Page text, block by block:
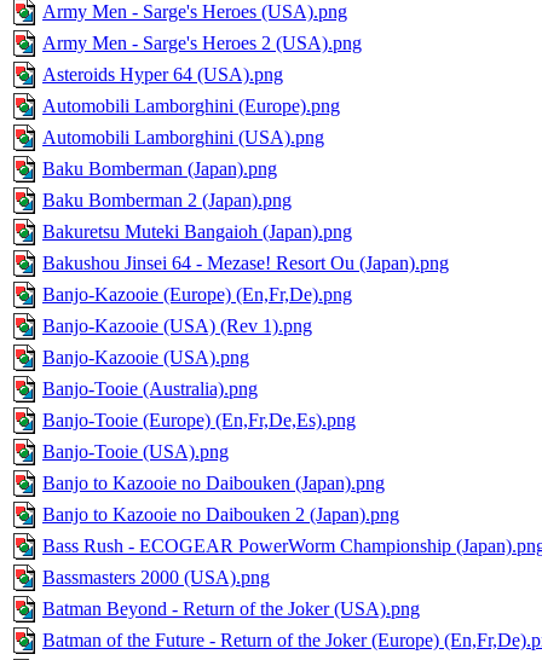
Army Men - Sarge's Heroes (USA).png
Army Men - Sarge's Heroes 2 (USA).png
Asteroids Hyper 64 (USA).png
Automobili Lamborghini (Europe).png
Automobili Lamborghini (USA).png
Baku Bomberman (Japan).png
Baku Bomberman 2 (Japan).png
Bakuretsu Muteki Bangaioh (Japan).png
Bakushou Jinsei 64 - Mezase! Resort Ou (Japan).png
Banjo-Kazooie (Europe) (En,Fr,De).png
Banjo-Kazooie (USA) (Rev 1).png
Banjo-Kazooie (USA).png
Banjo-Tooie (Australia).png
Banjo-Tooie (Europe) (En,Fr,De,Es).png
Banjo-Tooie (USA).png
Banjo to Kazooie no Daibouken (Japan).png
Banjo to Kazooie no Daibouken 2 (Japan).png
Bass Rush - ECOGEAR PowerWorm Championship
Bassmasters 2000 (USA).png
Batman Beyond - Return of the Joker (USA).png
Batman of the Future - Return of the Joker (Europe)